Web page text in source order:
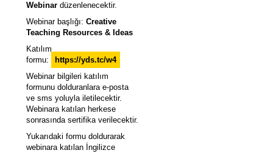
Webinar düzenlenecektir.
Webinar başlığı: Creative
Teaching Resources & Ideas
Katılım
formu:
https://yds.tc/w4
Webinar bilgileri katılım
formunu dolduranlara e-posta
ve sms yoluyla iletilecektir.
Webinara katılan herkese
sonrasında sertifika verilecektir.
Yukarıdaki formu doldurarak
webinara katılan İngilizce